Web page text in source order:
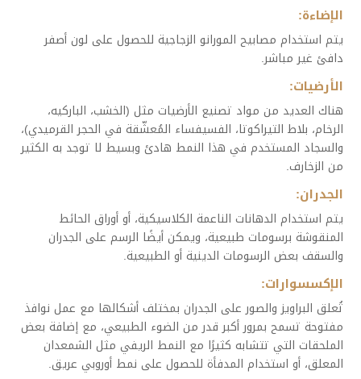
الإضاءة:
يتم استخدام مصابيح المورانو الزجاجية للحصول على لون أصفر
دافئ غير مباشر.
الأرضيات:
هناك العديد من مواد تصنيع الأرضيات مثل (الخشب، الباركيه،
الرخام، بلاط التيراكوتا، الفسيفساء المُعشّقة في الحجر القرميدي)،
والسجاد المستخدم في هذا النمط هادئ وبسيط لا توجد به الكثير
من الزخارف.
الجدران:
يتم استخدام الدهانات الناعمة الكلاسيكية، أو أوراق الحائط
المنقوشة برسومات طبيعية، ويمكن أيضًا الرسم على الجدران
والسقف بعض الرسومات الدينية أو الطبيعية.
الإكسسوارات:
تُعلق البراويز والصور على الجدران بمختلف أشكالها مع عمل نوافذ
مفتوحة تسمح بمرور أكبر قدر من الضوء الطبيعي، مع إضافة بعض
الملحقات التي تتشابه كثيرًا مع النمط الريفي مثل الشمعدان
المعلق، أو استخدام المدفأة للحصول على نمط أوروبي عريق.